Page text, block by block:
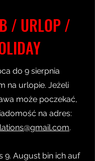
/ URLOP /
do 9 sierpnia
na urlopie. Jeżeli
może poczekać,
na adres:
.
9. August bin ich auf